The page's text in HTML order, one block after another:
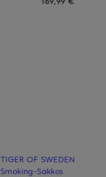
TIGER OF SWEDEN
Smoking-Sakkos